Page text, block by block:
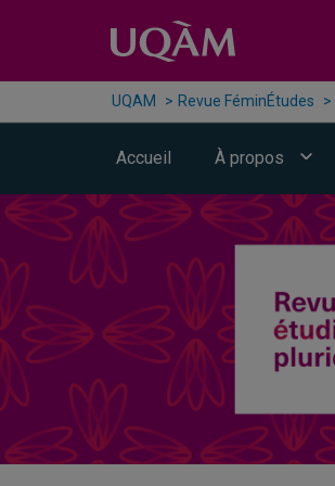
UQAM Revue FéminÉtudes
Accueil À propos